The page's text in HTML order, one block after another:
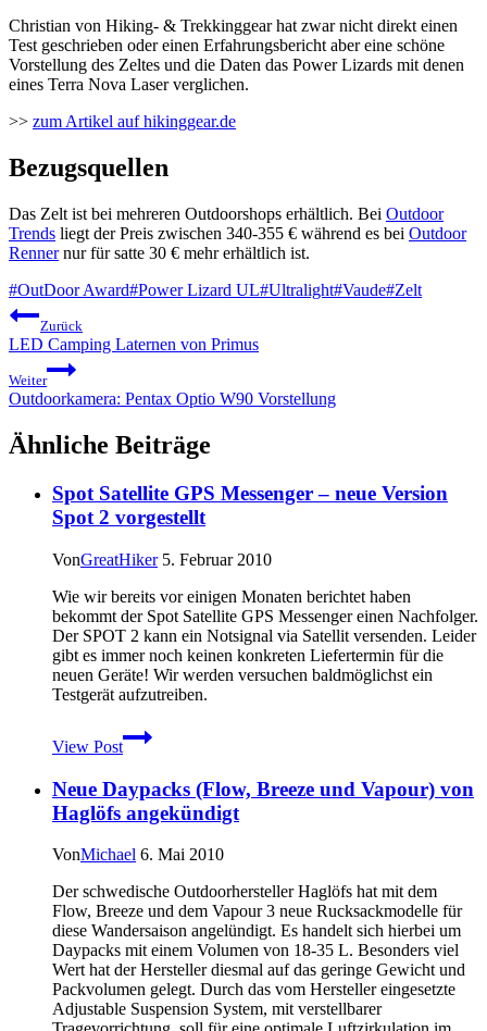
Christian von Hiking- & Trekkinggear hat zwar nicht direkt einen
Test geschrieben oder einen Erfahrungsbericht aber eine schöne
Vorstellung des Zeltes und die Daten das Power Lizards mit denen
eines Terra Nova Laser verglichen.
>> zum Artikel auf hikinggear.de
Bezugsquellen
Das Zelt ist bei mehreren Outdoorshops erhältlich. Bei Outdoor
Trends liegt der Preis zwischen 340-355 € während es bei Outdoor
Rennernur für satte 30 € mehr erhältlich ist.
Schlagworte:
#OutDoor Award#Power Lizard UL#Ultralight#Vaude#Zelt
Beitragsnavigation
Zurück
LED Camping Laternen von Primus
Weiter
Outdoorkamera: Pentax Optio W90 Vorstellung
Ähnliche Beiträge
Spot Satellite GPS Messenger – neue Version
Spot 2 vorgestellt
VonGreatHiker 5. Februar 2010
Wie wir bereits vor einigen Monaten berichtet haben
bekommt der Spot Satellite GPS Messenger einen Nachfolger.
Der SPOT 2 kann ein Notsignal via Satellit versenden. Leider
gibt es immer noch keinen konkreten Liefertermin für die
neuen Geräte! Wir werden versuchen baldmöglichst ein
Testgerät aufzutreiben.
View Post
Spot
Satellite
Messenger
–
neue
Version
Spot
2
vorgestellt
Neue Daypacks (Flow, Breeze und Vapour) von
Haglöfs angekündigt
VonMichael 6. Mai 2010
Der schwedische Outdoorhersteller Haglöfs hat mit dem
Flow, Breeze und dem Vapour 3 neue Rucksackmodelle für
diese Wandersaison angelündigt. Es handelt sich hierbei um
Daypacks mit einem Volumen von 18-35 L. Besonders viel
Wert hat der Hersteller diesmal auf das geringe Gewicht und
Packvolumen gelegt. Durch das vom Hersteller eingesetzte
Adjustable Suspension System, mit verstellbarer